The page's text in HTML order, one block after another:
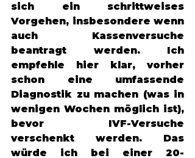
sich ein schrittweises
Vorgehen, insbesondere wenn
auch Kassenversuche
beantragt werden. Ich
empfehle hier klar, vorher
schon eine umfassende
Diagnostik zu machen (was in
wenigen Wochen möglich ist),
bevor IVF-Versuche
verschenkt werden. Das
würde ich bei einer 20-